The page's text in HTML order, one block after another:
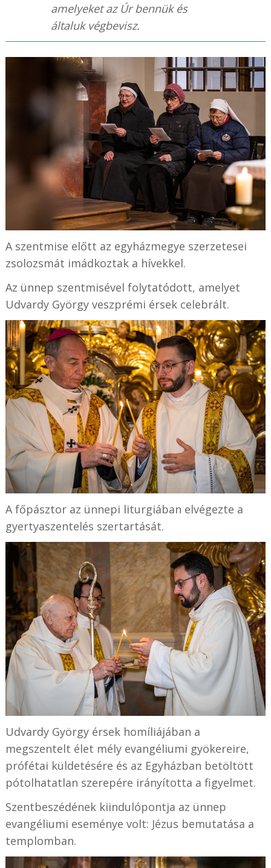
amelyeket az Úr bennük és
általuk végbevisz.
A szentmise előtt az egyházmegye szerzetesei
zsolozsmát imádkoztak a hívekkel.
Az ünnep szentmisével folytatódott, amelyet
Udvardy György veszprémi érsek celebrált.
A főpásztor az ünnepi liturgiában elvégezte a
gyertyaszentelés szertartását.
Udvardy György érsek homíliájában a
megszentelt élet mély evangéliumi gyökereire,
prófétai küldetésére és az Egyházban betöltött
pótolhatatlan szerepére irányította a figyelmet.
Szentbeszédének kiindulópontja az ünnep
evangéliumi eseménye volt: Jézus bemutatása a
templomban.